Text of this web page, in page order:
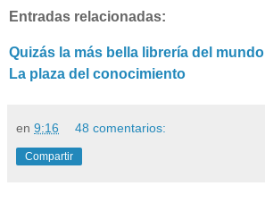
Entradas relacionadas:
Quizás la más bella librería del mundo
La plaza del conocimiento
en 9:16 48 comentarios:
Compartir